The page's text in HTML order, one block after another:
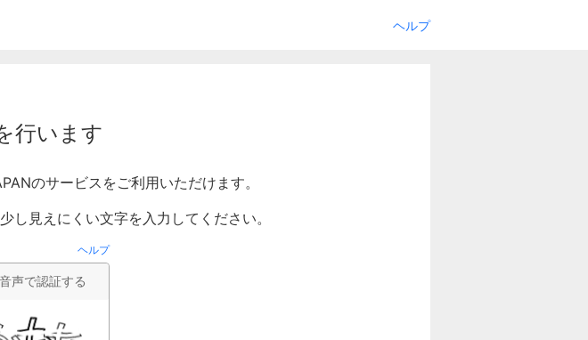
ヘルプ
行います
のサービスをご利用いただけます。
し見えにくい文字を入力してください。
ヘルプ
音声で認証する